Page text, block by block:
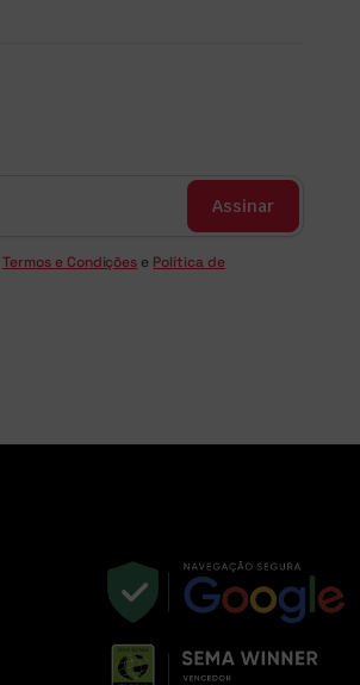
Assinar
Termos e Condições e Política de